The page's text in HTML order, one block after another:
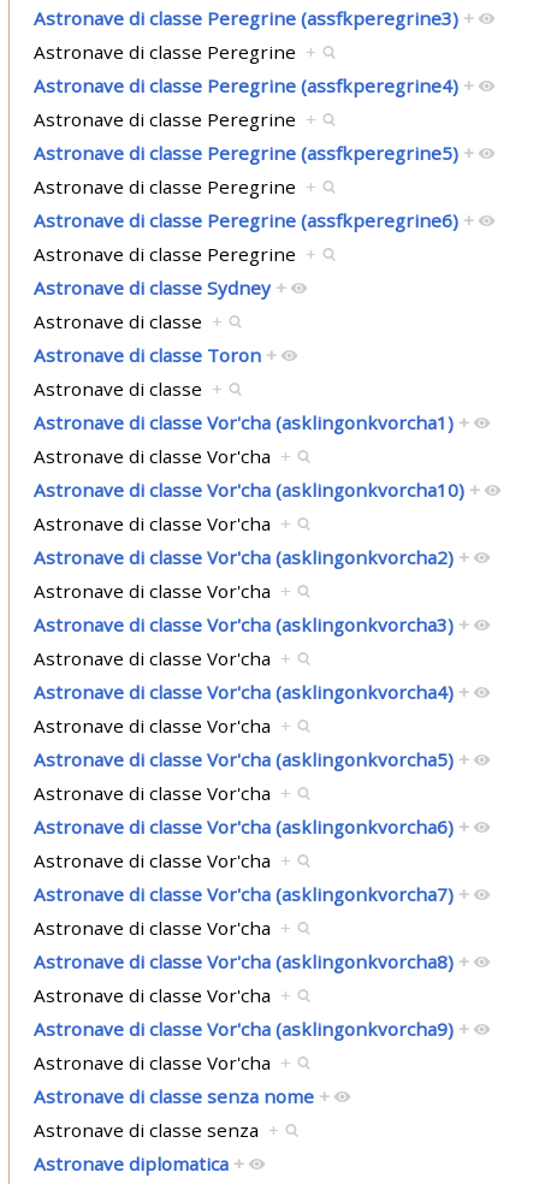
Astronave di classe Peregrine (assfkperegrine3) +
Astronave di classe Peregrine +
Astronave di classe Peregrine (assfkperegrine4) +
Astronave di classe Peregrine +
Astronave di classe Peregrine (assfkperegrine5) +
Astronave di classe Peregrine +
Astronave di classe Peregrine (assfkperegrine6) +
Astronave di classe Peregrine +
Astronave di classe Sydney +
Astronave di classe +
Astronave di classe Toron +
Astronave di classe +
Astronave di classe Vor'cha (asklingonkvorcha1) +
Astronave di classe Vor'cha +
Astronave di classe Vor'cha (asklingonkvorcha10) +
Astronave di classe Vor'cha +
Astronave di classe Vor'cha (asklingonkvorcha2) +
Astronave di classe Vor'cha +
Astronave di classe Vor'cha (asklingonkvorcha3) +
Astronave di classe Vor'cha +
Astronave di classe Vor'cha (asklingonkvorcha4) +
Astronave di classe Vor'cha +
Astronave di classe Vor'cha (asklingonkvorcha5) +
Astronave di classe Vor'cha +
Astronave di classe Vor'cha (asklingonkvorcha6) +
Astronave di classe Vor'cha +
Astronave di classe Vor'cha (asklingonkvorcha7) +
Astronave di classe Vor'cha +
Astronave di classe Vor'cha (asklingonkvorcha8) +
Astronave di classe Vor'cha +
Astronave di classe Vor'cha (asklingonkvorcha9) +
Astronave di classe Vor'cha +
Astronave di classe senza nome +
Astronave di classe senza +
Astronave diplomatica +